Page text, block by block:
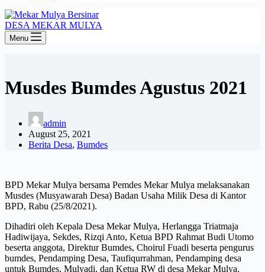
DESA MEKAR MULYA
Menu
Musdes Bumdes Agustus 2021
admin
August 25, 2021
Berita Desa, Bumdes
BPD Mekar Mulya bersama Pemdes Mekar Mulya melaksanakan
Musdes (Musyawarah Desa) Badan Usaha Milik Desa di Kantor
BPD, Rabu (25/8/2021).
Dihadiri oleh Kepala Desa Mekar Mulya, Herlangga Triatmaja
Hadiwijaya, Sekdes, Rizqi Anto, Ketua BPD Rahmat Budi Utomo
beserta anggota, Direktur Bumdes, Choirul Fuadi beserta pengurus
bumdes, Pendamping Desa, Taufiqurrahman, Pendamping desa
untuk Bumdes, Mulyadi, dan Ketua RW di desa Mekar Mulya.